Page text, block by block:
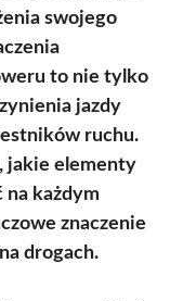
swojego
to nie tylko
jazdy
ruchu.
jakie elementy
każdym
znaczenie
drogach.